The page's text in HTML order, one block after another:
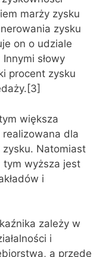
marży zysku
zysku
on o udziale
słowy
procent zysku
większa
dla
Natomiast
tym wyższa jest
i
zależy w
i
a przede